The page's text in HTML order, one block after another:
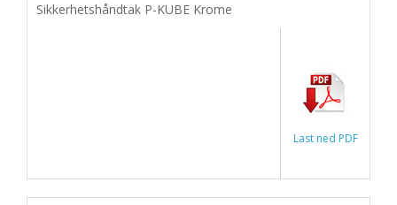
Sikkerhetshåndtak P-KUBE Krome
Last ned PDF